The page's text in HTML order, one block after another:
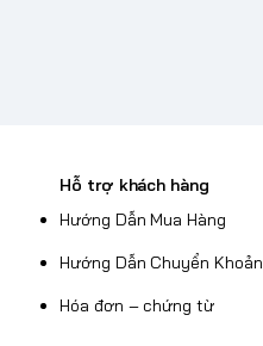
Hỗ trợ khách hàng
Hướng Dẫn Mua Hàng
Hướng Dẫn Chuyển Khoản
Hóa đơn – chứng từ